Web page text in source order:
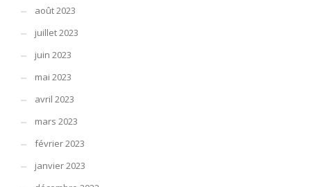
août 2023
juillet 2023
juin 2023
mai 2023
avril 2023
mars 2023
février 2023
janvier 2023